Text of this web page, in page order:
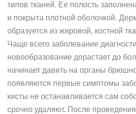
типов тканей. Ее полость
и покрыта плотной оболочкой.
образуется из жировой, костной
Чаще всего заболевание
новообразование дорастает до
начинает давить на органы
появляются первые симптомы
кисты не останавливается сам
срочно удаляют. После